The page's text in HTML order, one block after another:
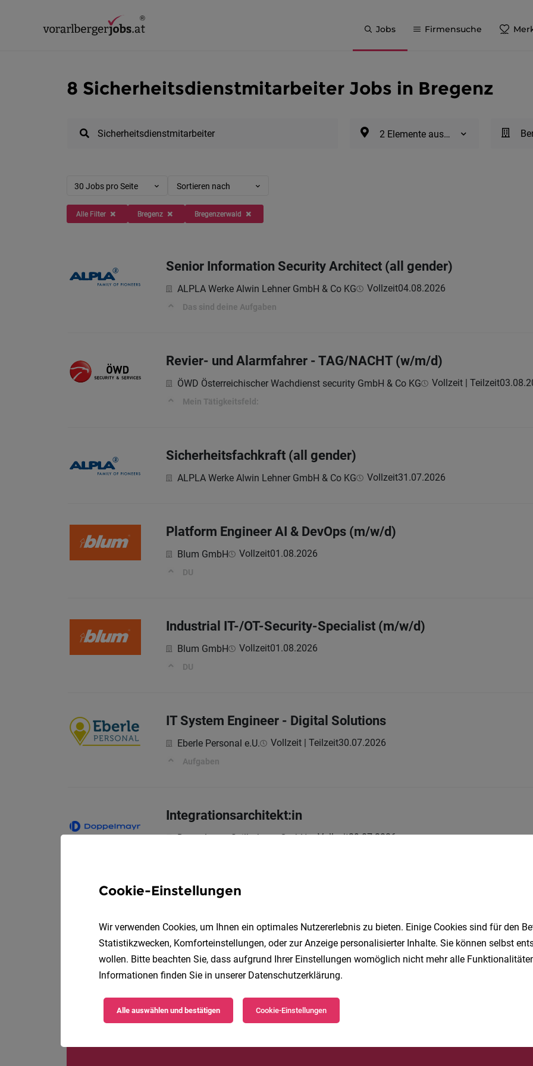
Jobs Firmensuche
8 Sicherheitsdienstmitarbeiter Jobs in Bregenz
2 Elemente ausgewählt
30 Jobs pro Seite Sortieren nach
Alle Filter Bregenz Bregenzerwald
Senior Information Security Architect (all gender)
ALPLA Werke Alwin Lehner GmbH & Co KG Vollzeit04.08.2026
Das sind deine Aufgaben
Revier- und Alarmfahrer - TAG/NACHT (w/m/d)
ÖWD Österreichischer Wachdienst security GmbH & Co KG Vollzeit | Teilzeit
Mein Tätigkeitsfeld:
Sicherheitsfachkraft (all gender)
ALPLA Werke Alwin Lehner GmbH & Co KG Vollzeit31.07.2026
Platform Engineer AI & DevOps (m/w/d)
Blum GmbH Vollzeit01.08.2026
DU
Industrial IT-/OT-Security-Specialist (m/w/d)
Blum GmbH Vollzeit01.08.2026
DU
IT System Engineer - Digital Solutions
Eberle Personal e.U. Vollzeit | Teilzeit30.07.2026
Aufgaben
Integrationsarchitekt:in
Doppelmayr Seilbahnen GmbH Vollzeit29.07.2026
Künz GmbH Vollzeit03.08.2026
WAS DICH ERWARTET
Cookie-Einstellungen
Wir verwenden Cookies, um Ihnen ein optimales Nutzererlebnis zu bieten. Einige Cookies sind für den
Statistikzwecken, Komforteinstellungen, oder zur Anzeige personalisierter Inhalte. Sie können selbst
wollen. Bitte beachten Sie, dass aufgrund Ihrer Einstellungen womöglich nicht mehr alle
Informationen finden Sie in unserer Datenschutzerklärung.
Alle auswählen und bestätigen Cookie-Einstellungen